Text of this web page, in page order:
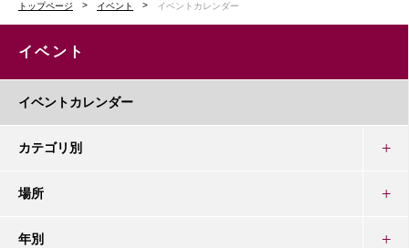
トップページ イベント イベントカレンダー
イベント
イベントカレンダー
カテゴリ別
場所
年別